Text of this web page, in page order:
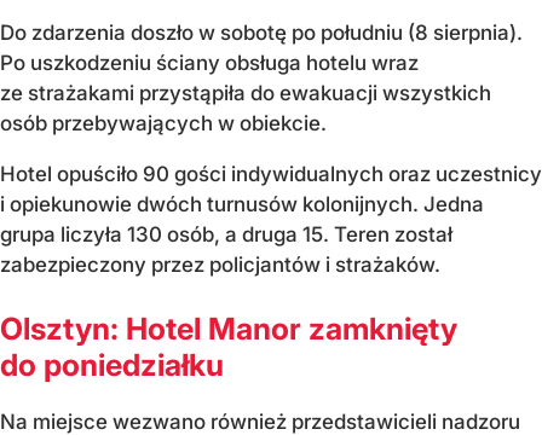
Do zdarzenia doszło w sobotę po południu (8 sierpnia).
Po uszkodzeniu ściany obsługa hotelu wraz
ze strażakami przystąpiła do ewakuacji wszystkich
osób przebywających w obiekcie.
Hotel opuściło 90 gości indywidualnych oraz uczestnicy
i opiekunowie dwóch turnusów kolonijnych. Jedna
grupa liczyła 130 osób, a druga 15. Teren został
zabezpieczony przez policjantów i strażaków.
Olsztyn: Hotel Manor zamknięty
do poniedziałku
Na miejsce wezwano również przedstawicieli nadzoru